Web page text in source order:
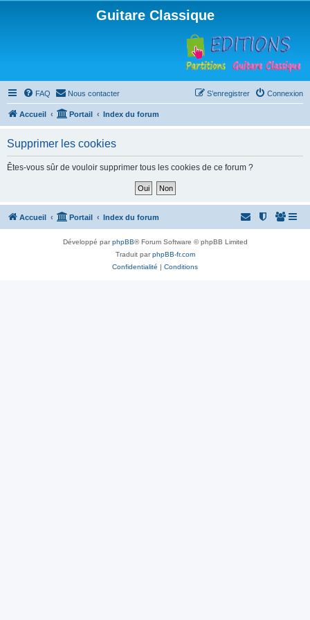
Guitare Classique
FAQ Nous contacter Connexion
S’enregistrer
Accueil Portail Index du forum
Supprimer les cookies
Êtes-vous sûr de vouloir supprimer tous les cookies de ce forum ?
Accueil Portail Index du forum
Développé parphpBB® Forum Software © phpBB Limited
Traduit parphpBB-fr.com
Confidentialité | Conditions